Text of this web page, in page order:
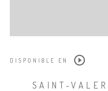
DISPONIBLE EN
SAINT-